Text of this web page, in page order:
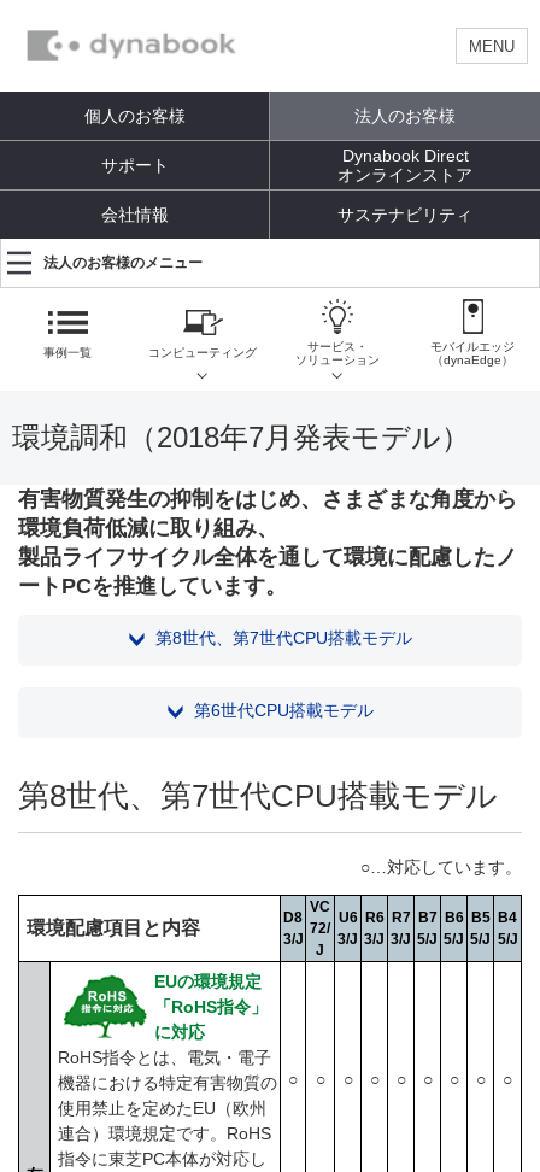
MENU
個人のお客様 法人のお客様
サポート
Dynabook Direct
オンラインストア
会社情報 サステナビリティ
法人のお客様のメニュー
事例一覧 コンピューティング
サービス・
ソリューション
モバイルエッジ
（dynaEdge）
環境調和（2018年7月発表モデル）
有害物質発生の抑制をはじめ、さまざまな角度から
環境負荷低減に取り組み、
製品ライフサイクル全体を通して環境に配慮したノ
ートPCを推進しています。
第8世代、第7世代CPU搭載モデル
第6世代CPU搭載モデル
第8世代、第7世代CPU搭載モデル
○…対応しています。
環境配慮項目と内容
D8
3/J
VC
72/
J
U6
3/J
R6
3/J
R7
3/J
B7
5/J
B6
5/J
B5
5/J
B4
5/J
EUの環境規定
「RoHS指令」
に対応
RoHS指令とは、電気・電子
機器における特定有害物質の
使用禁止を定めたEU（欧州
連合）環境規定です。RoHS
指令に東芝PC本体が対応し
○ ○ ○ ○ ○ ○ ○ ○ ○